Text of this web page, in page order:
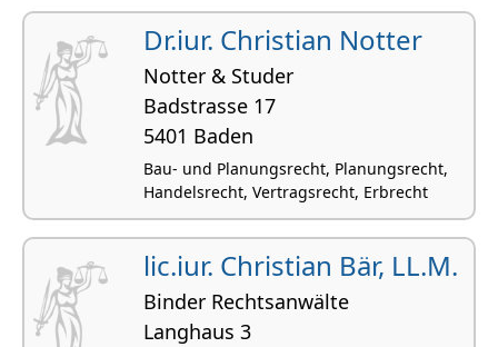
Dr.iur. Christian Notter
Notter & Studer
Badstrasse 17
5401 Baden
Bau- und Planungsrecht, Planungsrecht,
Handelsrecht, Vertragsrecht, Erbrecht
lic.iur. Christian Bär, LL.M.
Binder Rechtsanwälte
Langhaus 3